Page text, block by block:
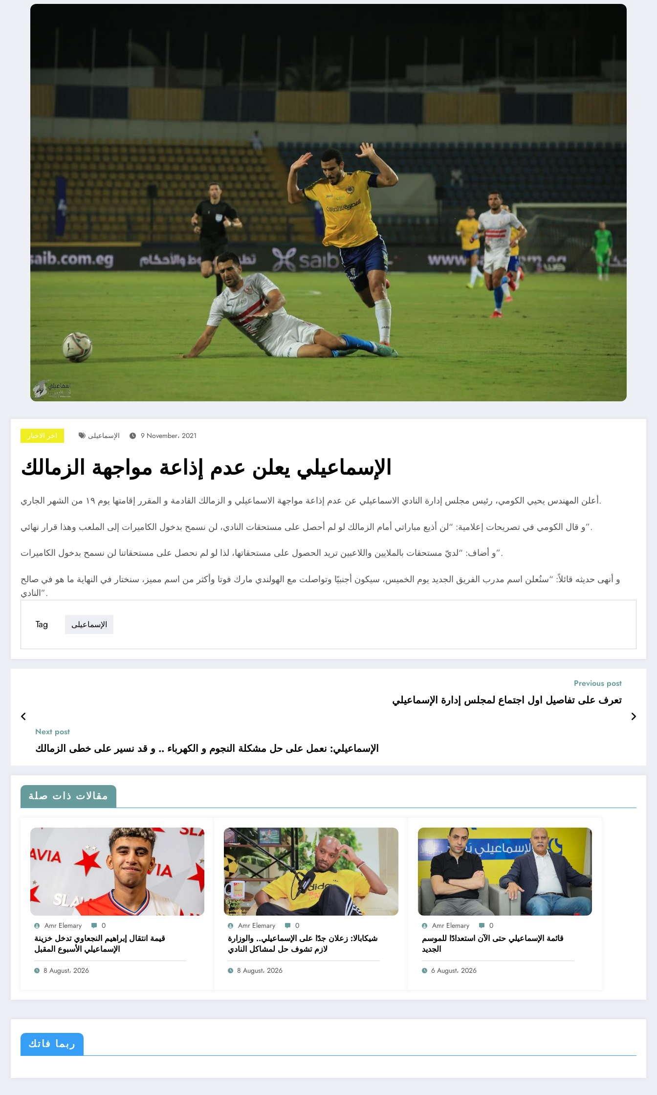
اخر الاخبار الإسماعيلى 9 November، 2021
الإسماعيلي يعلن عدم إذاعة مواجهة الزمالك
أعلن المهندس يحيي الكومي، رئيس مجلس إدارة النادي الاسماعيلي عن عدم إذاعة مواجهة الاسماعيلي و الزمالك القادمة و المقرر إقامتها يوم ١٩ من الشهر الجاري.
و قال الكومي في تصريحات إعلامية: “لن أذيع مباراتي أمام الزمالك لو لم أحصل على مستحقات النادي، لن نسمح بدخول الكاميرات إلى الملعب وهذا قرار نهائي”.
و أضاف: “لديّ مستحقات بالملايين واللاعبين تريد الحصول على مستحقاتها، لذا لو لم نحصل على مستحقاتنا لن نسمح بدخول الكاميرات”.
و أنهى حديثه قائلاً: “سنُعلن اسم مدرب الفريق الجديد يوم الخميس، سيكون أجنبيًا وتواصلت مع الهولندي مارك فوتا وأكثر من اسم مميز، سنختار في النهاية ما هو في صالح
النادي”.
Tag الإسماعيلى
Previous post
تعرف على تفاصيل اول اجتماع لمجلس إدارة الإسماعيلي
Next post
الإسماعيلي: نعمل على حل مشكلة النجوم و الكهرباء .. و قد نسير على خطى الزمالك
مقالات ذات صلة
Amr Elemary 0
قيمة انتقال إبراهيم النجعاوي تدخل خزينة
الإسماعيلي الأسبوع المقبل
8 August، 2026
Amr Elemary 0
شيكابالا: زعلان جدًا على الإسماعيلي.. والوزارة
لازم تشوف حل لمشاكل النادي
8 August، 2026
Amr Elemary 0
قائمة الإسماعيلي حتى الآن استعدادًا للموسم
الجديد
6 August، 2026
ربما فاتك